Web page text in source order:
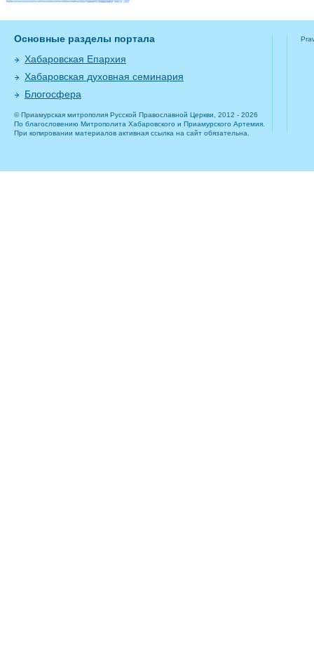
Основные разделы портала
Хабаровская Епархия
Хабаровская духовная семинария
Блогосфера
© Приамурская митрополия Русской Православной Церкви, 2012 - 2026
По благословению Митрополита Хабаровского и Приамурского Артемия.
При копировании материалов активная ссылка на сайт обязательна.